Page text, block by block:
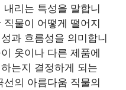
리는 특성을 말합니
물이 어떻게 떨어지
과 흐름성을 의미합니
옷이나 다른 제품에
는지 결정하게 되는
의 아름다움 직물의